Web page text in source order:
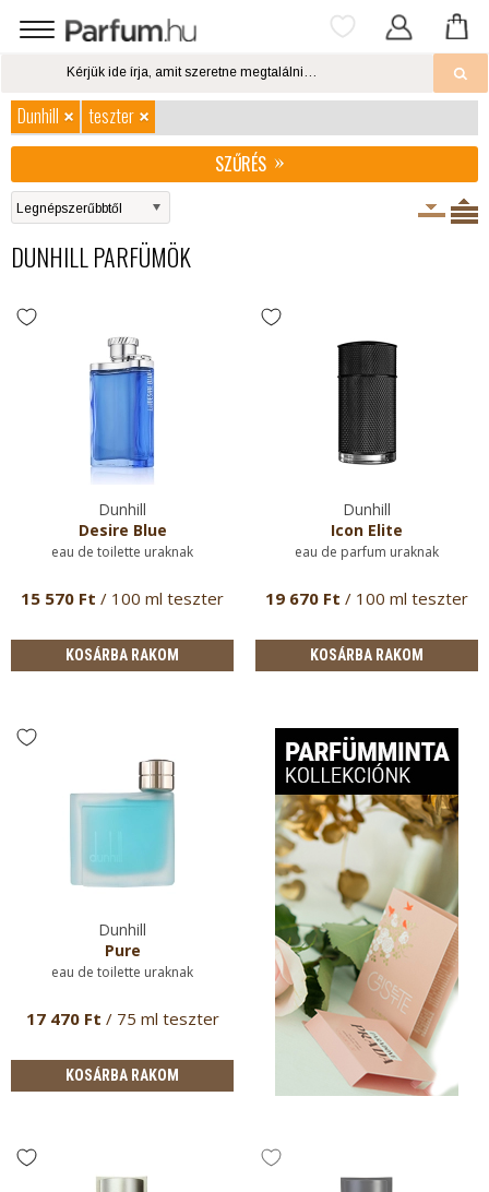
Dunhill
teszter
SZŰRÉS
DUNHILL PARFÜMÖK
Dunhill
Desire Blue
eau de toilette uraknak
15 570 Ft / 100 ml teszter
KOSÁRBA RAKOM
Dunhill
Icon Elite
eau de parfum uraknak
19 670 Ft / 100 ml teszter
KOSÁRBA RAKOM
Dunhill
Pure
eau de toilette uraknak
17 470 Ft / 75 ml teszter
KOSÁRBA RAKOM